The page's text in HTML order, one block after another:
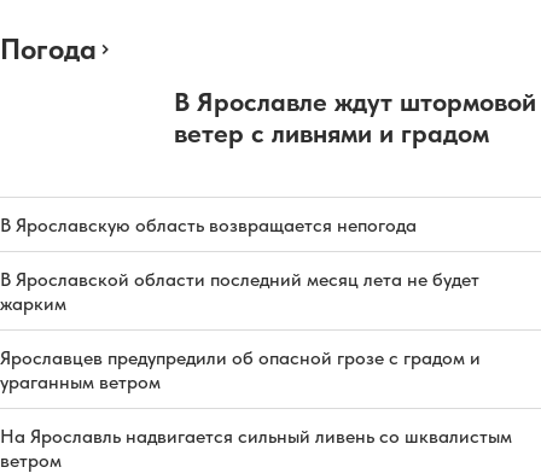
Погода
В Ярославле ждут штормовой
ветер с ливнями и градом
В Ярославскую область возвращается непогода
В Ярославской области последний месяц лета не будет
жарким
Ярославцев предупредили об опасной грозе с градом и
ураганным ветром
На Ярославль надвигается сильный ливень со шквалистым
ветром